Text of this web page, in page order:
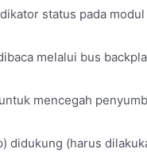
status pada modul
melalui bus
mencegah
didukung (harus